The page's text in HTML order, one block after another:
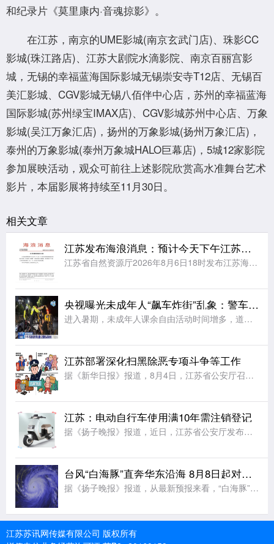
和纪录片《莫里康内·音魂掠影》。
在江苏，南京的UME影城(南京玄武门店)、珠影CC
影城(珠江路店)、江苏大剧院水滴影院、南京百丽宫影
城，无锡的幸福蓝海国际影城无锡崇安寺T12店、无锡百
美汇影城、CGV影城无锡八佰伴中心店，苏州的幸福蓝海
国际影城(苏州绿宝IMAX店)、CGV影城苏州中心店、万象
影城(吴江万象汇店)，扬州的万象影城(扬州万象汇店)，
泰州的万象影城(泰州万象城HALO巨幕店)，5城12家影院
参加展映活动，观众可前往上述影院欣赏高水准舞台艺术
影片，本届影展将持续至11月30日。
相关文章
江苏发布海浪消息：预计今天下午江苏海域将有大到巨浪
江苏省自然资源厅2026年8月6日18时发布江苏海域海浪消息：受今年第13号台风“白海豚”(强台风级)的影响，预计明天下午起，江苏海域将出现一次2.5～4.5米的大到巨浪过程。请有关单位和人员做好防范
央视曝光未成年人“飙车炸街”乱象：警车旁烧胎、5人挤骑电动车、改装电摩炫技；多地交警开展查处
进入暑期，未成年人课余自由活动时间增多，道路交通安全风险随之大幅增大。有的未成年人在公共道路危险驾车、违法载人、拍摄炫技视频 ，扰乱正常通行秩序，为出行安全带来极大隐患。违法载人，拍摄炫技警惕未成年人
江苏部署深化扫黑除恶专项斗争等工作
据《新华日报》报道，8月4日，江苏省公安厅召开全省公安机关视频调度会，部署深化扫黑除恶专项斗争、打击治理电信网络诈骗犯罪和有关专项打击整治等工作。会议要求，全力打好扫黑除恶攻坚仗。严打整治软暴力催收、
江苏：电动自行车使用满10年需注销登记
据《扬子晚报》报道，近日，江苏省公安厅发布《江苏省电动自行车登记管理规定》，对电动自行车登记、转移登记、车牌补换领等管理事项作出新的规范要求，该规定将于9月1日起施行。规定要求，电动自行车上道路行驶，
台风“白海豚”直奔华东沿海 8月8日起对江苏有风雨影响
据《扬子晚报》报道，从最新预报来看，“白海豚”直奔我国华东沿海而来。尽管后期路径仍有较大变数，但影响我国已成定局。中央气象台已发布台风黄色预警，“白海豚”或将于9日下午至10日早晨在浙江到福建北部沿海
江苏苏讯网传媒有限公司 版权所有